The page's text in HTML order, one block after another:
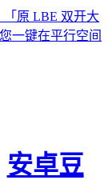
「原 LBE 双开大
一键在平行空间
安卓豆